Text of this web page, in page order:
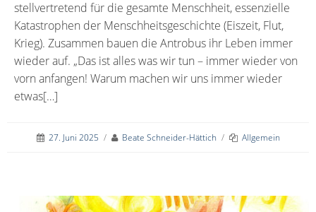
stellvertretend für die gesamte Menschheit, essenzielle
Katastrophen der Menschheitsgeschichte (Eiszeit, Flut,
Krieg). Zusammen bauen die Antrobus ihr Leben immer
wieder auf. „Das ist alles was wir tun – immer wieder von
vorn anfangen! Warum machen wir uns immer wieder
etwas[…]
27. Juni 2025 / Beate Schneider-Hättich / Allgemein